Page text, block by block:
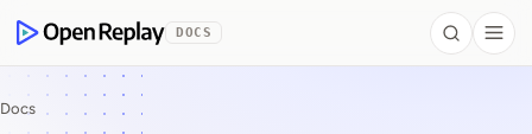
OpenReplay
DOCS Search
Docs